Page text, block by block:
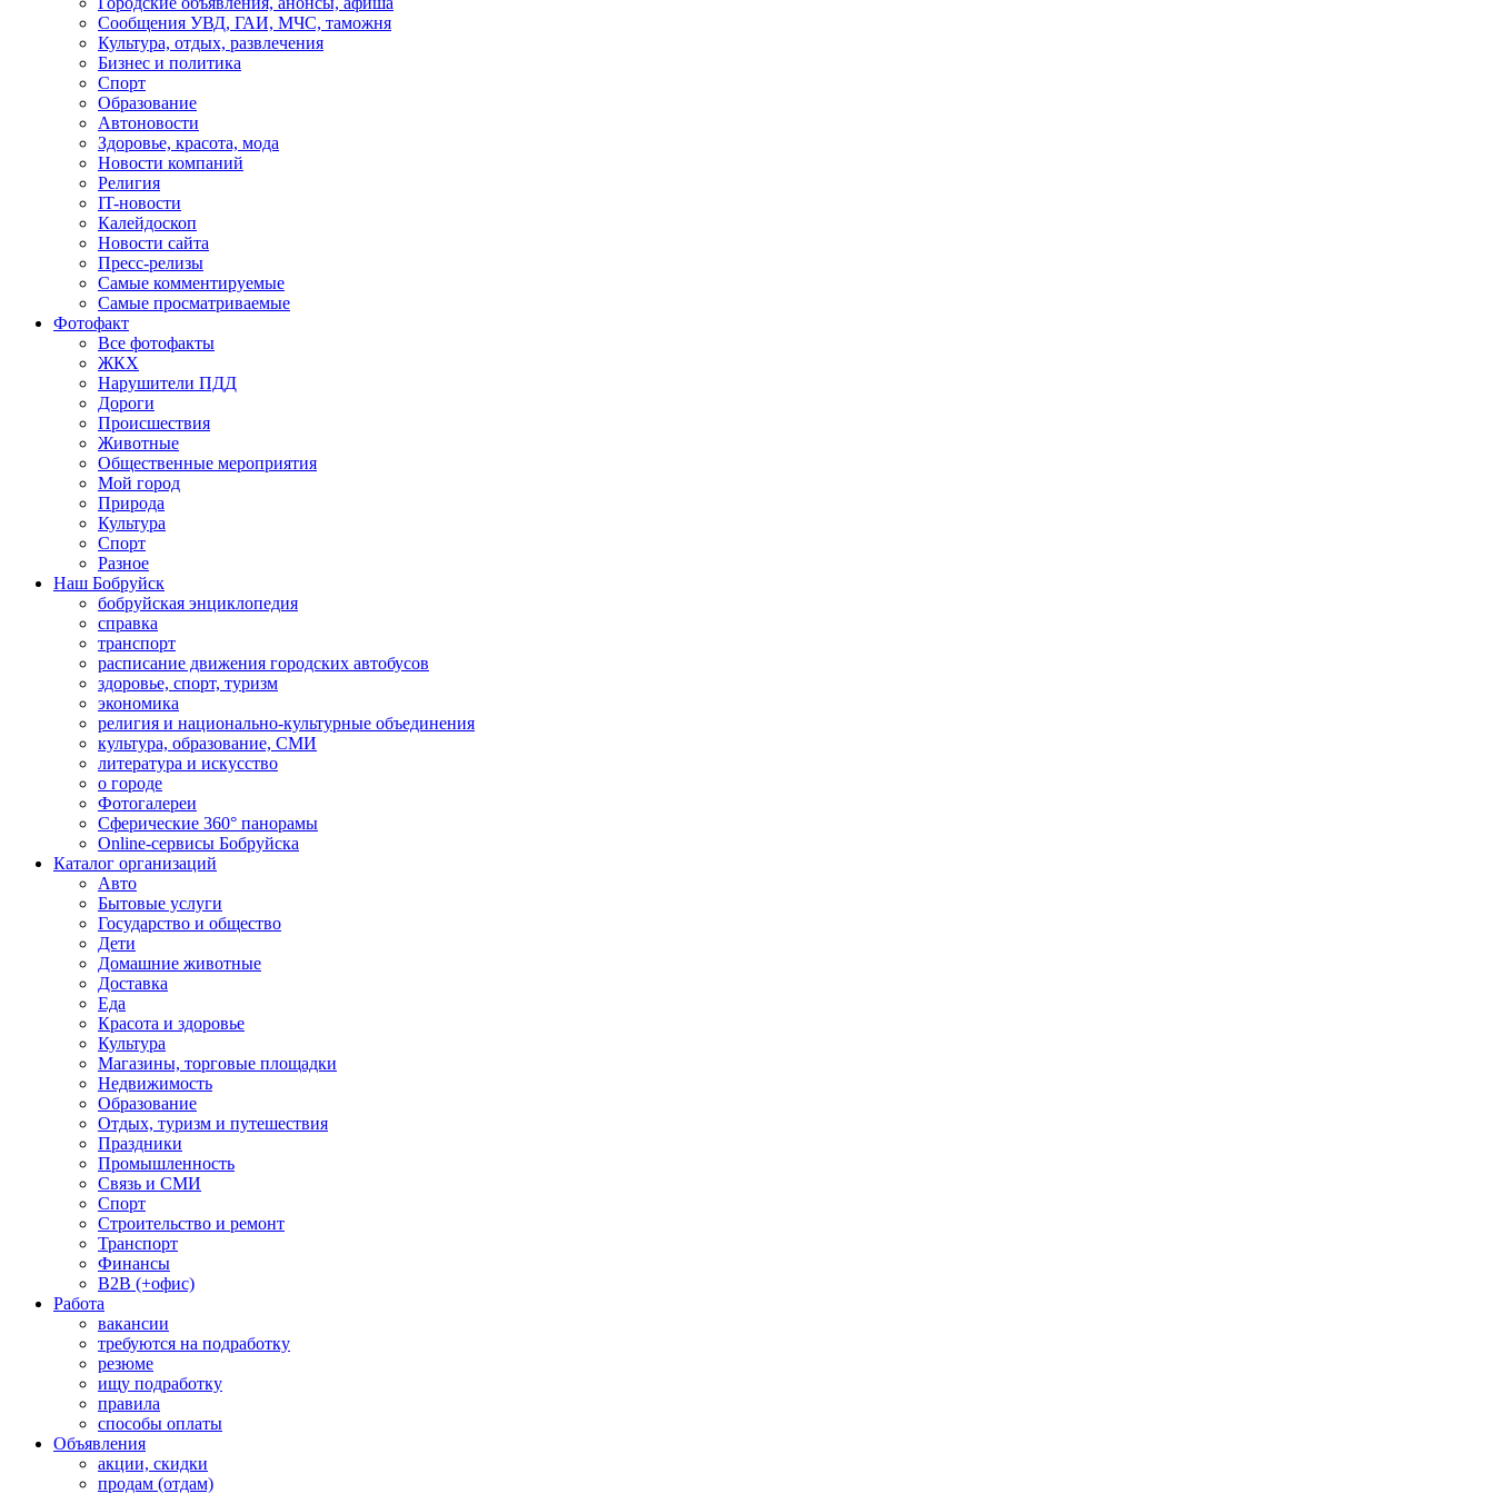
Сообщения УВД, ГАИ, МЧС, таможня
Культура, отдых, развлечения
Бизнес и политика
Спорт
Образование
Автоновости
Здоровье, красота, мода
Новости компаний
Религия
IT-новости
Калейдоскоп
Новости сайта
Пресс-релизы
Самые комментируемые
Самые просматриваемые
Фотофакт
Все фотофакты
ЖКХ
Нарушители ПДД
Дороги
Происшествия
Животные
Общественные мероприятия
Мой город
Природа
Культура
Спорт
Разное
Наш Бобруйск
бобруйская энциклопедия
справка
транспорт
расписание движения городских автобусов
здоровье, спорт, туризм
экономика
религия и национально-культурные объединения
культура, образование, СМИ
литература и искусство
о городе
Фотогалереи
Сферические 360° панорамы
Online-сервисы Бобруйска
Каталог организаций
Авто
Бытовые услуги
Государство и общество
Дети
Домашние животные
Доставка
Еда
Красота и здоровье
Культура
Магазины, торговые площадки
Недвижимость
Образование
Отдых, туризм и путешествия
Праздники
Промышленность
Связь и СМИ
Спорт
Строительство и ремонт
Транспорт
Финансы
B2B (+офис)
Работа
вакансии
требуются на подработку
резюме
ищу подработку
правила
способы оплаты
Объявления
акции, скидки
продам (отдам)